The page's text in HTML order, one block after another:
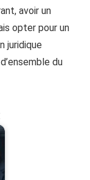
avoir un
opter pour un
juridique
du